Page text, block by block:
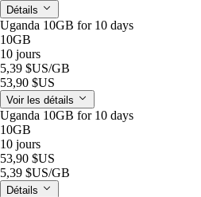
Détails
Uganda 10GB for 10 days
10GB
10 jours
5,39 $US/GB
53,90 $US
Voir les détails
Uganda 10GB for 10 days
10GB
10 jours
53,90 $US
5,39 $US/GB
Détails